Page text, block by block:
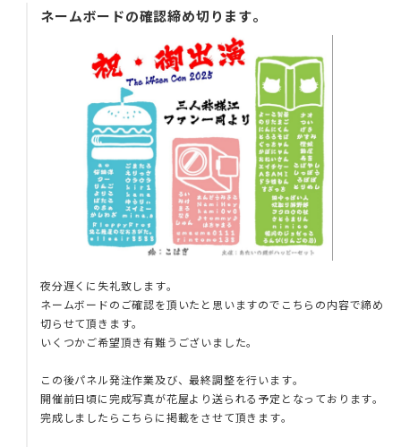
ネームボードの確認締め切ります。
夜分遅くに失礼致します。
ネームボードのご確認を頂いたと思いますのでこちらの内容で締め
切らせて頂きます。
いくつかご希望頂き有難うございました。
この後パネル発注作業及び、最終調整を行います。
開催前日頃に完成写真が花屋より送られる予定となっております。
完成しましたらこちらに掲載をさせて頂きます。